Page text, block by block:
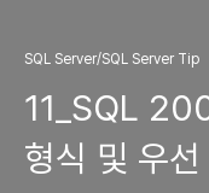
SQL Server/SQL Server Tip
11_SQL
형식 및 우